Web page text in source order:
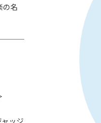
の名
ッジ